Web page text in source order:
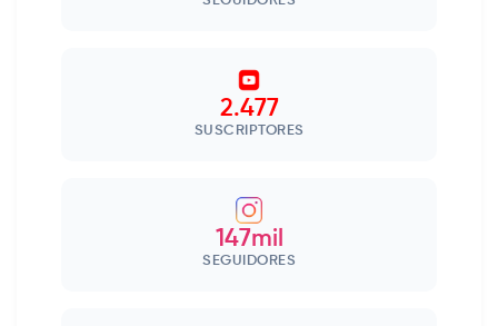
2.477
SUSCRIPTORES
147mil
SEGUIDORES